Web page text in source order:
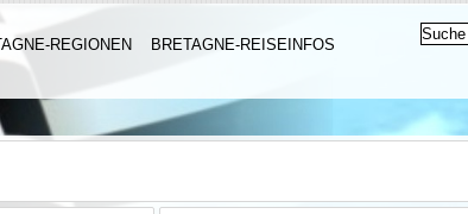
REGIONEN
BRETAGNE-REISEINFOS